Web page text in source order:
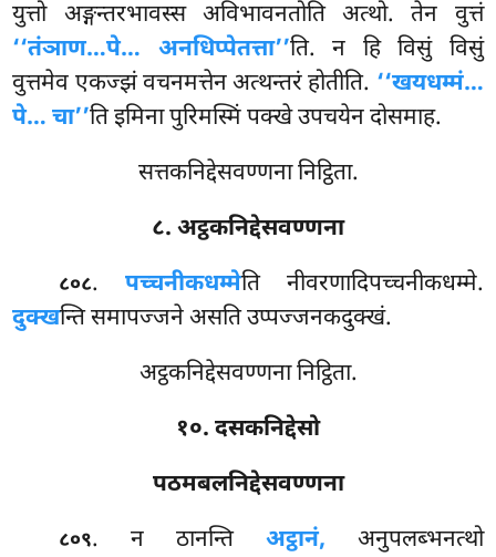
युत्तो अङ्गन्तरभावस्स अविभावनतोति अत्थो. तेन वुत्तं
‘‘तंञाण…पे… अनधिप्पेतत्ता’’ति. न हि विसुं विसुं
वुत्तमेव एकज्झं वचनमत्तेन अत्थन्तरं होतीति. ‘‘खयधम्मं…
पे… चा’’ति इमिना पुरिमस्मिं पक्खे उपचयेन दोसमाह.
सत्तकनिद्देसवण्णना निट्ठिता.
८. अट्ठकनिद्देसवण्णना
८०८. पच्चनीकधम्मेति नीवरणादिपच्चनीकधम्मे.
दुक्खन्ति समापज्जने असति उप्पज्जनकदुक्खं.
अट्ठकनिद्देसवण्णना निट्ठिता.
१०. दसकनिद्देसो
पठमबलनिद्देसवण्णना
८०९. न ठानन्ति अट्ठानं, अनुपलब्भनत्थो